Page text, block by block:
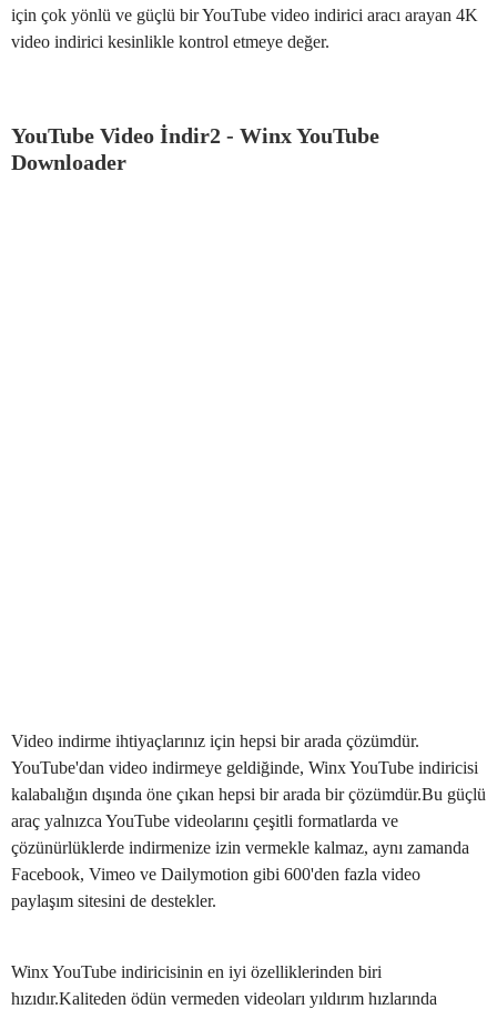
için çok yönlü ve güçlü bir YouTube video indirici aracı arayan 4K
video indirici kesinlikle kontrol etmeye değer.
YouTube Video İndir2 - Winx YouTube
Downloader
Video indirme ihtiyaçlarınız için hepsi bir arada çözümdür.
YouTube'dan video indirmeye geldiğinde, Winx YouTube indiricisi
kalabalığın dışında öne çıkan hepsi bir arada bir çözümdür.Bu güçlü
araç yalnızca YouTube videolarını çeşitli formatlarda ve
çözünürlüklerde indirmenize izin vermekle kalmaz, aynı zamanda
Facebook, Vimeo ve Dailymotion gibi 600'den fazla video
paylaşım sitesini de destekler.
Winx YouTube indiricisinin en iyi özelliklerinden biri
hızıdır.Kaliteden ödün vermeden videoları yıldırım hızlarında